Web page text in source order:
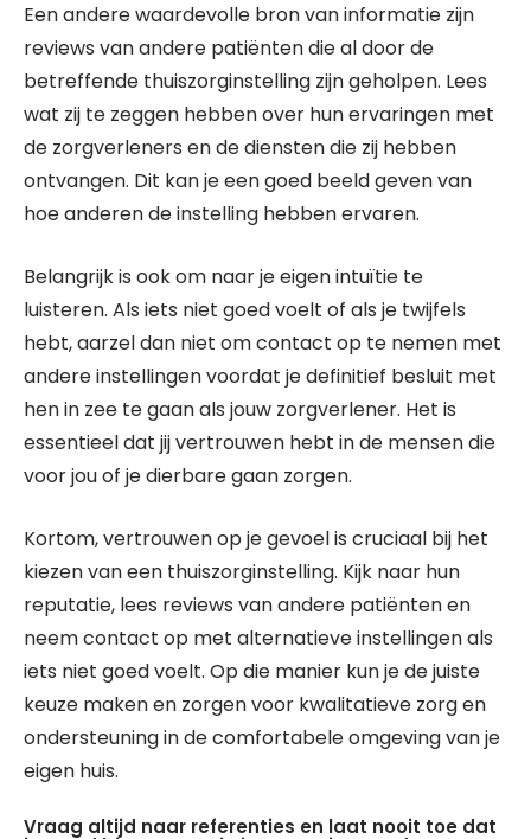
Een andere waardevolle bron van informatie zijn
reviews van andere patiënten die al door de
betreffende thuiszorginstelling zijn geholpen. Lees
wat zij te zeggen hebben over hun ervaringen met
de zorgverleners en de diensten die zij hebben
ontvangen. Dit kan je een goed beeld geven van
hoe anderen de instelling hebben ervaren.
Belangrijk is ook om naar je eigen intuïtie te
luisteren. Als iets niet goed voelt of als je twijfels
hebt, aarzel dan niet om contact op te nemen met
andere instellingen voordat je definitief besluit met
hen in zee te gaan als jouw zorgverlener. Het is
essentieel dat jij vertrouwen hebt in de mensen die
voor jou of je dierbare gaan zorgen.
Kortom, vertrouwen op je gevoel is cruciaal bij het
kiezen van een thuiszorginstelling. Kijk naar hun
reputatie, lees reviews van andere patiënten en
neem contact op met alternatieve instellingen als
iets niet goed voelt. Op die manier kun je de juiste
keuze maken en zorgen voor kwalitatieve zorg en
ondersteuning in de comfortabele omgeving van je
eigen huis.
Vraag altijd naar referenties en laat nooit toe dat